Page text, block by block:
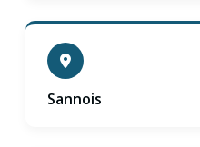
Sannois